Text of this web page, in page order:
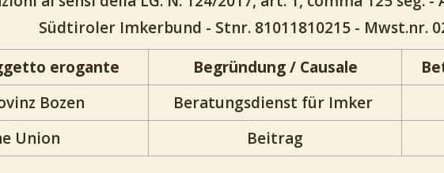
Südtiroler Imkerbund - Stnr. 81011810215 - Mwst.nr.
erogante
Begründung / Causale
Bozen
Beratungsdienst für Imker
Union
Beitrag